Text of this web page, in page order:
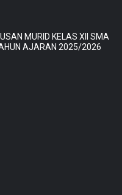
MURID KELAS XII SMA
AJARAN 2025/2026